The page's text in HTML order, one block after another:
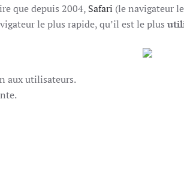
que depuis 2004, Safari (le navigateur
le plus rapide, qu’il est le plus
aux utilisateurs.